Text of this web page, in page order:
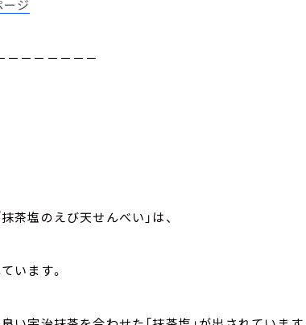
ジ
－－－－－－－
茶塩のえび天せんべい」は、
います。